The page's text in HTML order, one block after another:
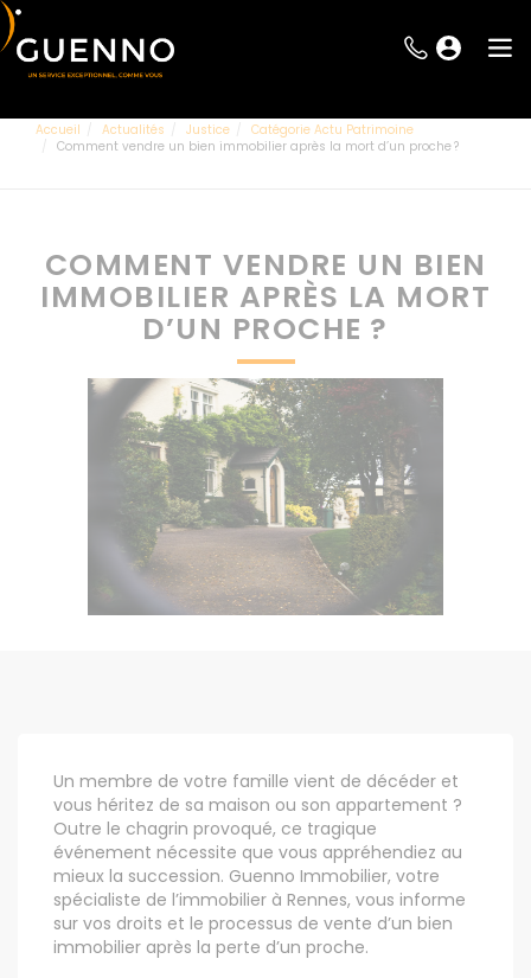
Accueil Actualités Justice
Catégorie Actu Patrimoine
Comment vendre un bien immobilier après la mort d’un proche ?
COMMENT VENDRE UN BIEN
IMMOBILIER APRÈS LA MORT
D’UN PROCHE ?
Un membre de votre famille vient de décéder et
vous héritez de sa maison ou son appartement ?
Outre le chagrin provoqué, ce tragique
événement nécessite que vous appréhendiez au
mieux la succession. Guenno Immobilier, votre
spécialiste de l’immobilier à Rennes, vous informe
sur vos droits et le processus de vente d’un bien
immobilier après la perte d’un proche.